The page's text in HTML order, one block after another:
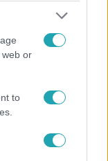
web or
to
a könnyeivel
hétköznap